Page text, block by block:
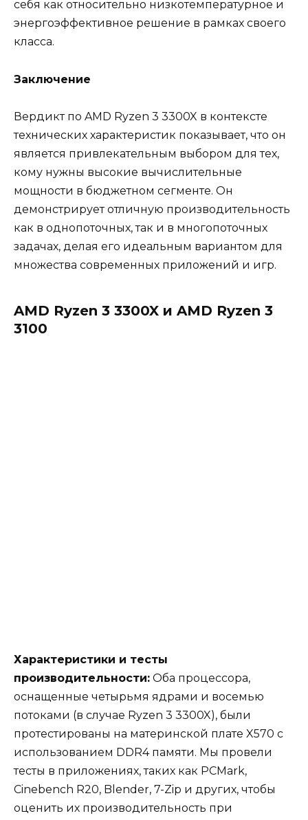
себя как относительно низкотемпературное и
энергоэффективное решение в рамках своего
класса.
Заключение
Вердикт по AMD Ryzen 3 3300X в контексте
технических характеристик показывает, что он
является привлекательным выбором для тех,
кому нужны высокие вычислительные
мощности в бюджетном сегменте. Он
демонстрирует отличную производительность
как в однопоточных, так и в многопоточных
задачах, делая его идеальным вариантом для
множества современных приложений и игр.
AMD Ryzen 3 3300X и AMD Ryzen 3
3100
Характеристики и тесты
производительности: Оба процессора,
оснащенные четырьмя ядрами и восемью
потоками (в случае Ryzen 3 3300X), были
протестированы на материнской плате X570 с
использованием DDR4 памяти. Мы провели
тесты в приложениях, таких как PCMark,
Cinebench R20, Blender, 7-Zip и других, чтобы
оценить их производительность при